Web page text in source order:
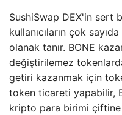
SushiSwap DEX'in sert
kullanıcıların çok
olanak tanır. BONE
değiştirilemez
getiri kazanmak için
token ticareti yapabilir,
kripto para birimi